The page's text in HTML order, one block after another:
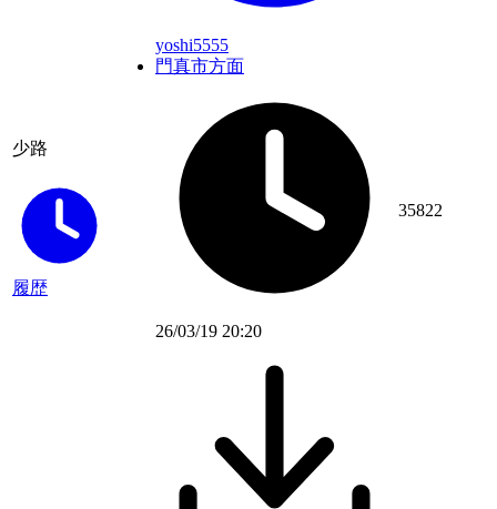
少路
履歴
yoshi5555
門真市方面
26/03/19 20:20
35822